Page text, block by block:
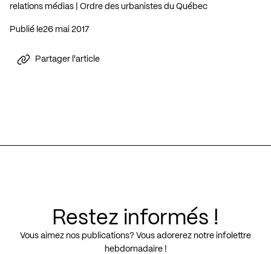
relations médias | Ordre des urbanistes du Québec
Publié le 26 mai 2017
Partager l'article
Restez informés !
Vous aimez nos publications? Vous adorerez notre infolettre
hebdomadaire !